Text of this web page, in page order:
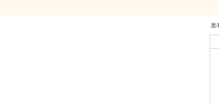
发